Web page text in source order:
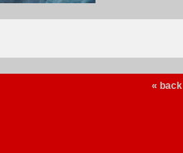
« back